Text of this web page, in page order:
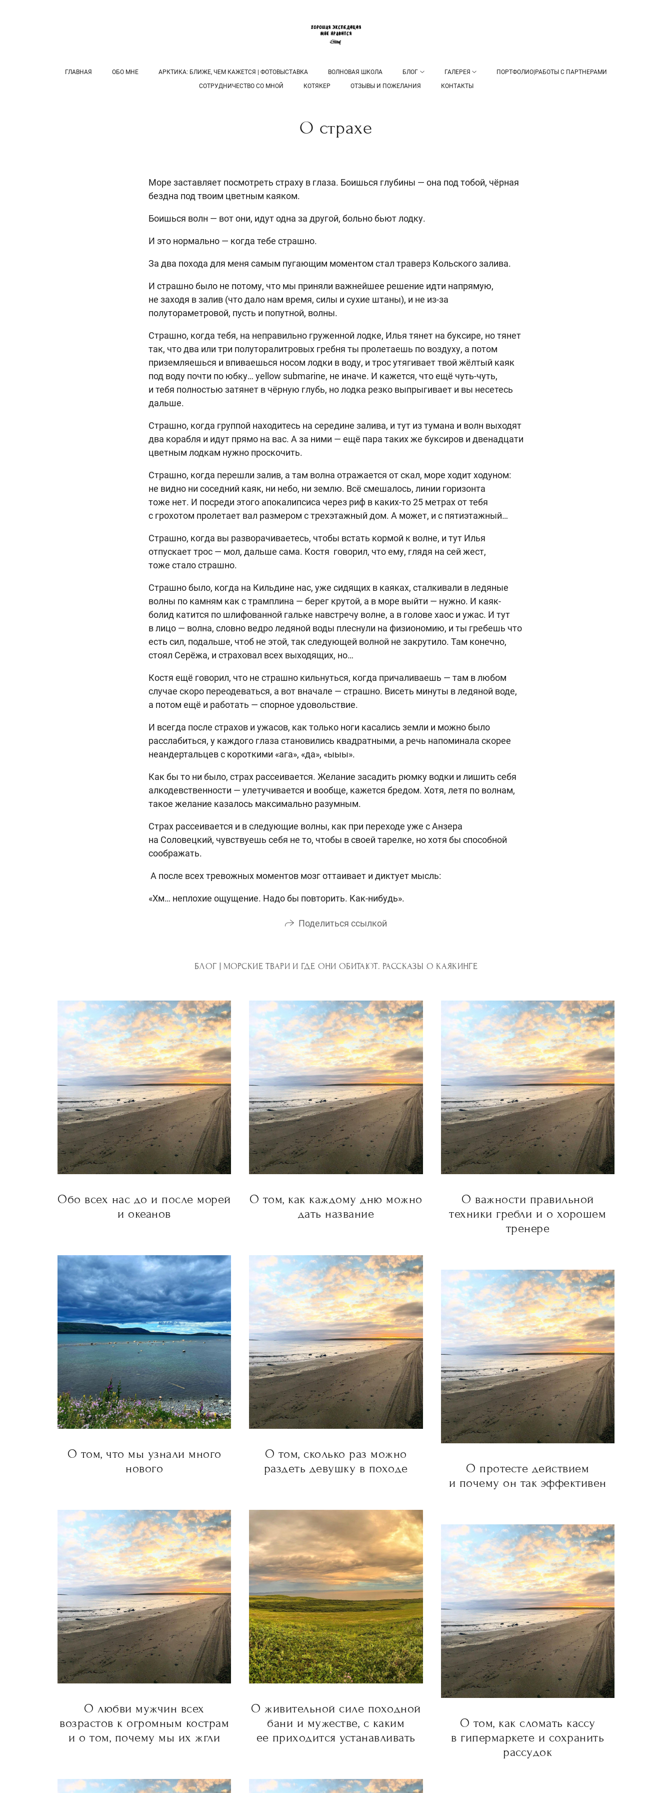
ГЛАВНАЯ ОБО МНЕ АРКТИКА: БЛИЖЕ, ЧЕМ КАЖЕТСЯ | ФОТОВЫСТАВКА ВОЛНОВАЯ ШКОЛА БЛОГ ГАЛЕРЕЯ
ПОРТФОЛИО|РАБОТЫ С ПАРТНЕРАМИ
СОТРУДНИЧЕСТВО СО МНОЙ
КОТЯКЕР ОТЗЫВЫ И ПОЖЕЛАНИЯ КОНТАКТЫ
О страхе
Море заставляет посмотреть страху в глаза. Боишься глубины — она под тобой, чёрная
бездна под твоим цветным каяком.
Боишься волн — вот они, идут одна за другой, больно бьют лодку.
И это нормально — когда тебе страшно.
За два похода для меня самым пугающим моментом стал траверз Кольского залива.
И страшно было не потому, что мы приняли важнейшее решение идти напрямую,
не заходя в залив (что дало нам время, силы и сухие штаны), и не из-за
полутораметровой, пусть и попутной, волны.
Страшно, когда тебя, на неправильно груженной лодке, Илья тянет на буксире, но тянет
так, что два или три полуторалитровых гребня ты пролетаешь по воздуху, а потом
приземляешься и впиваешься носом лодки в воду, и трос утягивает твой жёлтый каяк
под воду почти по юбку… yellow submarine, не иначе. И кажется, что ещё чуть-чуть,
и тебя полностью затянет в чёрную глубь, но лодка резко выпрыгивает и вы несетесь
дальше.
Страшно, когда группой находитесь на середине залива, и тут из тумана и волн выходят
два корабля и идут прямо на вас. А за ними — ещё пара таких же буксиров и двенадцати
цветным лодкам нужно проскочить.
Страшно, когда перешли залив, а там волна отражается от скал, море ходит ходуном:
не видно ни соседний каяк, ни небо, ни землю. Всё смешалось, линии горизонта
тоже нет. И посреди этого апокалипсиса через риф в каких-то 25 метрах от тебя
с грохотом пролетает вал размером с трехэтажный дом. А может, и с пятиэтажный…
Страшно, когда вы разворачиваетесь, чтобы встать кормой к волне, и тут Илья
отпускает трос — мол, дальше сама. Костя говорил, что ему, глядя на сей жест,
тоже стало страшно.
Страшно было, когда на Кильдине нас, уже сидящих в каяках, сталкивали в ледяные
волны по камням как с трамплина — берег крутой, а в море выйти — нужно. И каяк-
болид катится по шлифованной гальке навстречу волне, а в голове хаос и ужас. И тут
в лицо — волна, словно ведро ледяной воды плеснули на физиономию, и ты гребешь что
есть сил, подальше, чтоб не этой, так следующей волной не закрутило. Там конечно,
стоял Серёжа, и страховал всех выходящих, но…
Костя ещё говорил, что не страшно кильнуться, когда причаливаешь — там в любом
случае скоро переодеваться, а вот вначале — страшно. Висеть минуты в ледяной воде,
а потом ещё и работать — спорное удовольствие.
И всегда после страхов и ужасов, как только ноги касались земли и можно было
расслабиться, у каждого глаза становились квадратными, а речь напоминала скорее
неандертальцев с короткими «ага», «да», «ыыы».
Как бы то ни было, страх рассеивается. Желание засадить рюмку водки и лишить себя
алкодевственности — улетучивается и вообще, кажется бредом. Хотя, летя по волнам,
такое желание казалось максимально разумным.
Страх рассеивается и в следующие волны, как при переходе уже с Анзера
на Соловецкий, чувствуешь себя не то, чтобы в своей тарелке, но хотя бы способной
соображать.
А после всех тревожных моментов мозг оттаивает и диктует мысль:
«Хм… неплохие ощущение. Надо бы повторить. Как-нибудь».
Поделиться ссылкой
БЛОГ | МОРСКИЕ ТВАРИ И ГДЕ ОНИ ОБИТАЮТ. РАССКАЗЫ О КАЯКИНГЕ
Обо всех нас до и после морей
и океанов
О том, как каждому дню можно
дать название
О важности правильной
техники гребли и о хорошем
тренере
О том, что мы узнали много
нового
О том, сколько раз можно
раздеть девушку в походе
О протесте действием
и почему он так эффективен
О живительной силе походной
бани и мужестве, с каким
ее приходится устанавливать
О любви мужчин всех
возрастов к огромным кострам
и о том, почему мы их жгли
О том, как сломать кассу
в гипермаркете и сохранить
рассудок